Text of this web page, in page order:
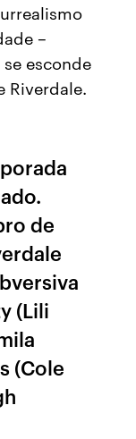
–
esconde
Riverdale.
de
(Lili
(Cole